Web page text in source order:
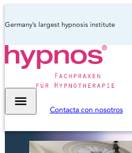
Germany’s largest hypnosis institute
Contacta con nosotros